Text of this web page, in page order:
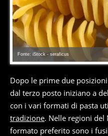
Fonte: iStock - seraficus
Dopo le prime due
dal terzo posto iniziano a
con i vari formati di pasta
tradizione. Nelle regioni del
formato preferito sono i